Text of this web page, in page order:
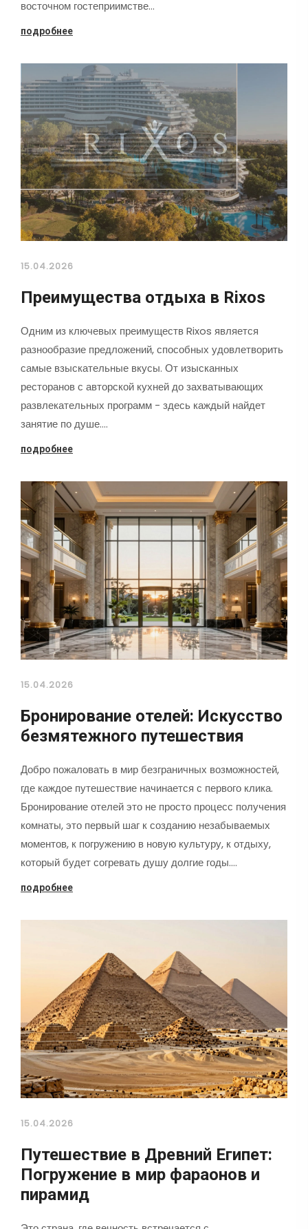
восточном гостеприимстве…
подробнее
15.04.2026
Преимущества отдыха в Rixos
Одним из ключевых преимуществ Rixos является
разнообразие предложений, способных удовлетворить
самые взыскательные вкусы. От изысканных
ресторанов с авторской кухней до захватывающих
развлекательных программ - здесь каждый найдет
занятие по душе.…
подробнее
15.04.2026
Бронирование отелей: Искусство
безмятежного путешествия
Добро пожаловать в мир безграничных возможностей,
где каждое путешествие начинается с первого клика.
Бронирование отелей это не просто процесс получения
комнаты, это первый шаг к созданию незабываемых
моментов, к погружению в новую культуру, к отдыху,
который будет согревать душу долгие годы.…
подробнее
15.04.2026
Путешествие в Древний Египет:
Погружение в мир фараонов и
пирамид